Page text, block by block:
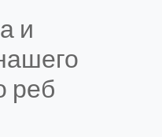
и
реб